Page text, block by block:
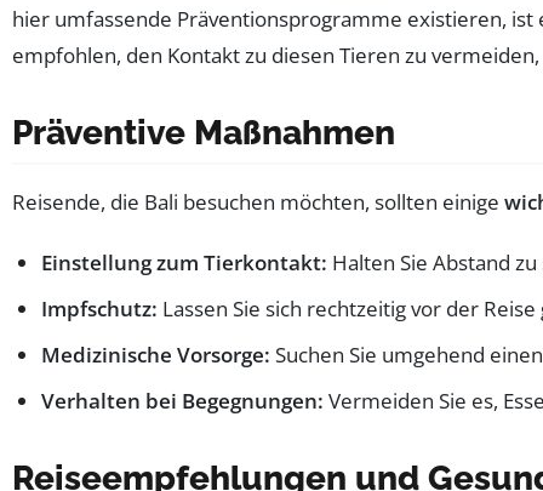
hier umfassende Präventionsprogramme existieren, ist
empfohlen, den Kontakt zu diesen Tieren zu
Präventive Maßnahmen
Reisende, die Bali besuchen möchten, sollten einige
Einstellung zum Tierkontakt: Halten Sie Abstand
Impfschutz: Lassen Sie sich rechtzeitig vor der
Medizinische Vorsorge: Suchen Sie umgehend
Verhalten bei Begegnungen: Vermeiden Sie es,
Reiseempfehlungen und